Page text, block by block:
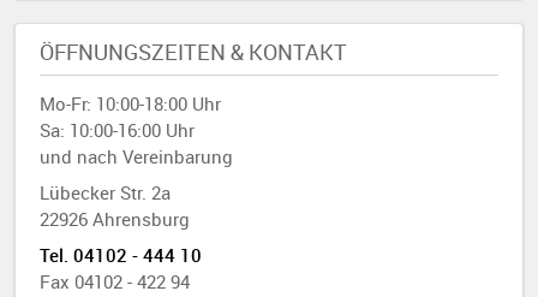
ÖFFNUNGSZEITEN & KONTAKT
Mo-Fr: 10:00-18:00 Uhr
Sa: 10:00-16:00 Uhr
und nach Vereinbarung
Lübecker Str. 2a
22926 Ahrensburg
Tel. 04102 - 444 10
Fax 04102 - 422 94